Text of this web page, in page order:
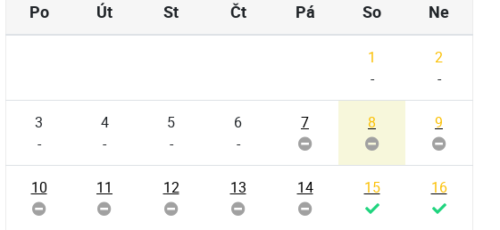
Po Út St Čt Pá So Ne
1
-
2
-
3
-
4
-
5
-
6
-
7 8 9
10 11 12 13 14 15 16